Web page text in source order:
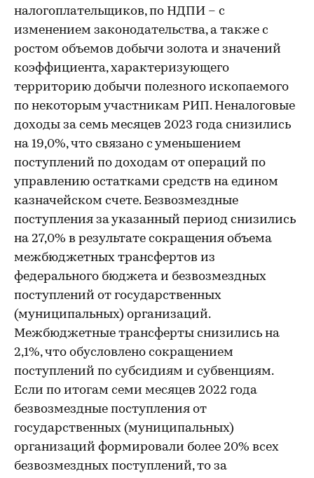
налогоплательщиков, по НДПИ – с
изменением законодательства, а также с
ростом объемов добычи золота и значений
коэффициента, характеризующего
территорию добычи полезного ископаемого
по некоторым участникам РИП. Неналоговые
доходы за семь месяцев 2023 года снизились
на 19,0%, что связано с уменьшением
поступлений по доходам от операций по
управлению остатками средств на едином
казначейском счете. Безвозмездные
поступления за указанный период снизились
на 27,0% в результате сокращения объема
межбюджетных трансфертов из
федерального бюджета и безвозмездных
поступлений от государственных
(муниципальных) организаций.
Межбюджетные трансферты снизились на
2,1%, что обусловлено сокращением
поступлений по субсидиям и субвенциям.
Если по итогам семи месяцев 2022 года
безвозмездные поступления от
государственных (муниципальных)
организаций формировали более 20% всех
безвозмездных поступлений, то за